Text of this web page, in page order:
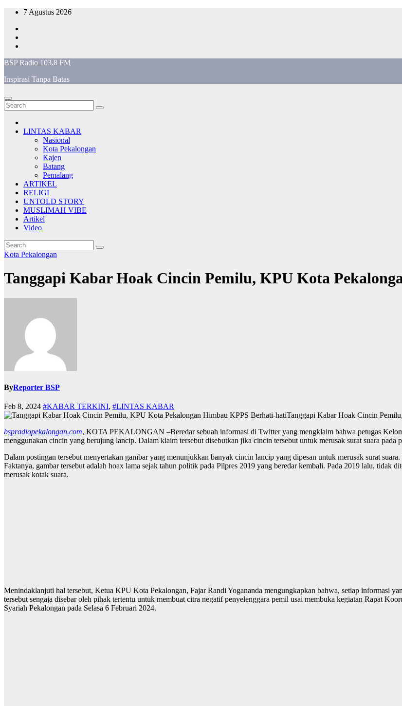
Skip
content
7 Agustus 2026
BSP Radio 103.8 FM
Inspirasi Tanpa Batas
LINTAS KABAR
Nasional
Kota Pekalongan
Kajen
Batang
Pemalang
ARTIKEL
RELIGI
UNTOLD STORY
MUSLIMAH VIBE
Artikel
Video
Kota Pekalongan
Tanggapi Kabar Hoak Cincin Pemilu, KPU Kota
ByReporter BSP
Feb 8, 2024 #KABAR TERKINI, #LINTAS KABAR
Tanggapi Kabar Hoak Cincin
bspradiopekalongan.com, KOTA PEKALONGAN –Beredar sebuah informasi di Twitter yang mengklaim bahwa petugas
menggunakan cincin yang berujung lancip. Dalam klaim tersebut disebutkan jika cincin tersebut untuk merusak surat suara pada
Dalam postingan tersebut menyertakan gambar yang menunjukkan banyak cincin lancip yang dipesan untuk merusak surat
Faktanya, gambar tersebut adalah hoax lama sejak tahun politik pada Pilpres 2019 yang beredar kembali. Pada 2019 lalu, tidak
merusak kotak suara.
Menindaklanjuti hal tersebut, Ketua KPU Kota Pekalongan, Fajar Randi Yogananda mengungkapkan bahwa, setiap informasi
tersebut sengaja disebar oleh pihak tertentu untuk membuat citra negatif penyelenggara pemil usai membuka kegiatan Rapat
Syariah Pekalongan pada Selasa 6 Februari 2024.